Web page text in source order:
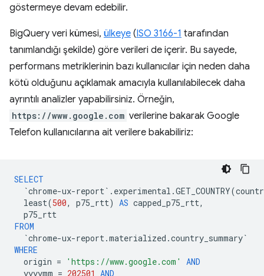
göstermeye devam edebilir.
BigQuery veri kümesi, ülkeye (ISO 3166-1 tarafından
tanımlandığı şekilde) göre verileri de içerir. Bu sayede,
performans metriklerinin bazı kullanıcılar için neden daha
kötü olduğunu açıklamak amacıyla kullanılabilecek daha
ayrıntılı analizler yapabilirsiniz. Örneğin,
https://www.google.com verilerine bakarak Google
Telefon kullanıcılarına ait verilere bakabiliriz:
SELECT
`chrome-ux-report` . experimental .GET_COUNTRY(
least(500, p75_rtt) AS capped_p75_rtt,
p75_rtt
FROM
`chrome-ux-report.materialized .country_summary`
WHERE
origin = 'https://www.google.com'
AND
yyyymm = 202501 AND